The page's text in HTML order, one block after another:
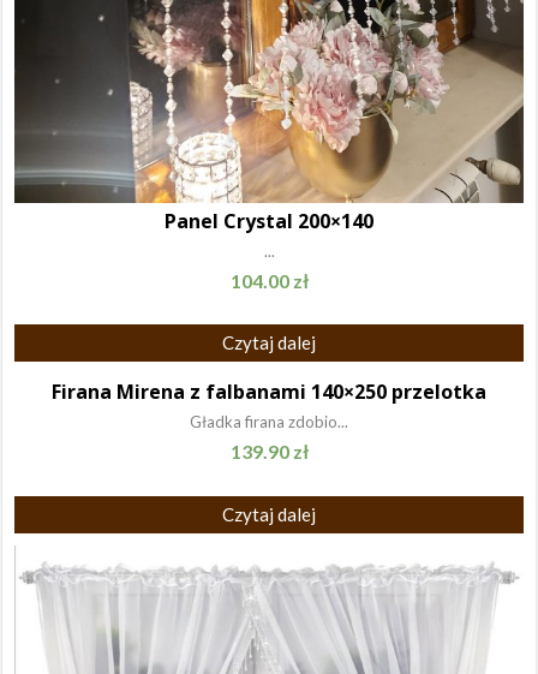
Panel Crystal 200×140
...
104.00 zł
Czytaj dalej
Firana Mirena z falbanami 140×250 przelotka
Gładka firana zdobio...
139.90 zł
Czytaj dalej